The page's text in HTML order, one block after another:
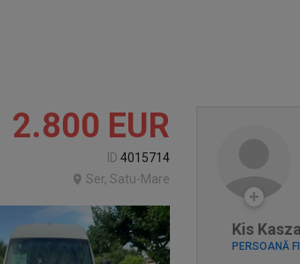
Kis
PERSOANĂ
2.800 EUR
ID 4015714
Ser, Satu-Mare